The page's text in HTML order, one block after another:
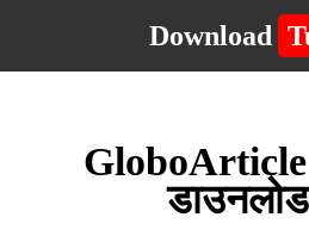
Download
GloboArticle